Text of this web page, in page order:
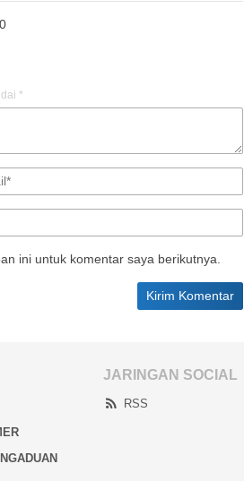
*
ini untuk komentar saya berikutnya.
JARINGAN SOCIAL
RSS